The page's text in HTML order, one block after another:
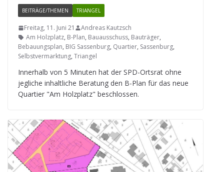
BEITRÄGE/THEMEN TRIANGEL
Freitag, 11. Juni 21
Andreas Kautzsch
Am Holzplatz, B-Plan, Bauausschuss, Bauträger,
Bebauungsplan, BIG Sassenburg, Quartier, Sassenburg,
Selbstvermarktung, Triangel
Inner­halb von 5 Minu­ten hat der SPD-Orts­rat ohne
jeg­li­che inhalt­li­che Bera­tung den B-Plan für das neue
Quar­tier "Am Holz­platz" beschlossen.